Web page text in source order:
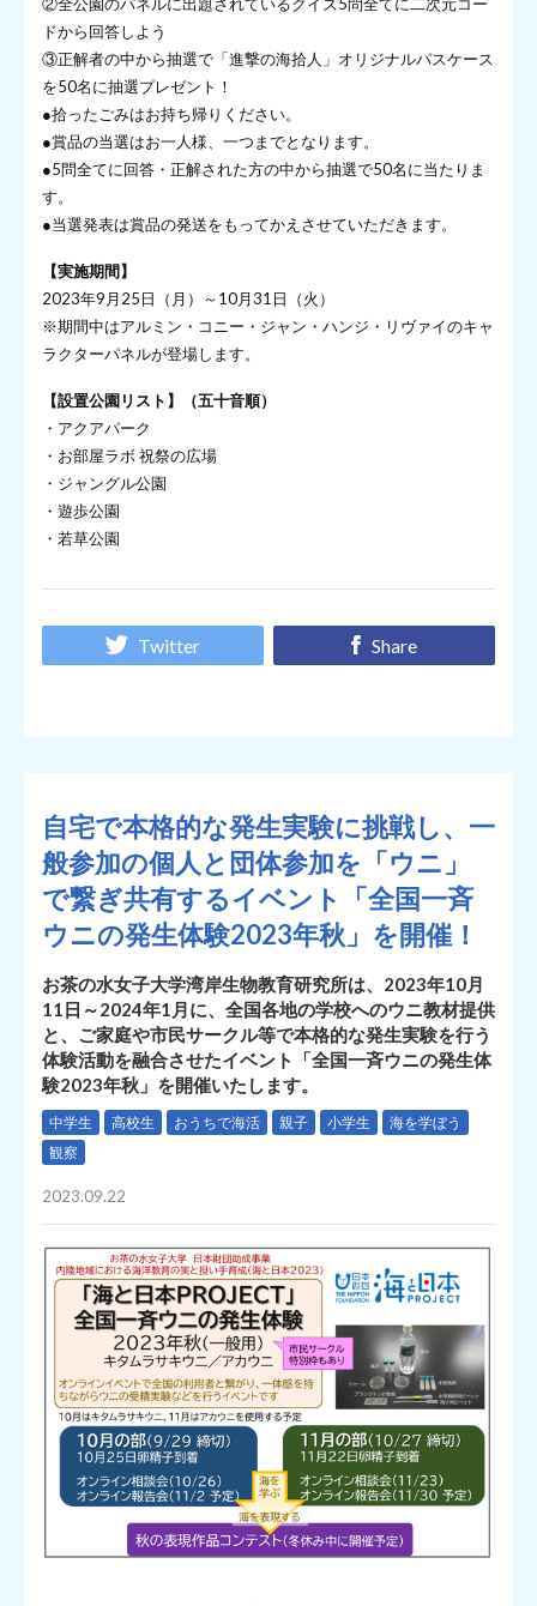
ドから回答しよう
③正解者の中から抽選で「進撃の海拾人」オリジナルパスケース
を50名に抽選プレゼント！
●拾ったごみはお持ち帰りください。
●賞品の当選はお一人様、一つまでとなります。
●5問全てに回答・正解された方の中から抽選で50名に当たりま
す。
●当選発表は賞品の発送をもってかえさせていただきます。
【実施期間】
2023年9月25日（月）～10月31日（火）
※期間中はアルミン・コニー・ジャン・ハンジ・リヴァイのキャ
ラクターパネルが登場します。
【設置公園リスト】（五十音順）
・アクアパーク
・お部屋ラボ 祝祭の広場
・ジャングル公園
・遊歩公園
・若草公園
Twitter Share
自宅で本格的な発生実験に挑戦し、一
般参加の個人と団体参加を「ウニ」
で繋ぎ共有するイベント「全国一斉
ウニの発生体験2023年秋」を開催！
お茶の水女子大学湾岸生物教育研究所は、2023年10月
11日～2024年1月に、全国各地の学校へのウニ教材提供
と、ご家庭や市民サークル等で本格的な発生実験を行う
体験活動を融合させたイベント「全国一斉ウニの発生体
験2023年秋」を開催いたします。
中学生 高校生 おうちで海活 親子 小学生
海を学ぼう
観察
2023.09.22